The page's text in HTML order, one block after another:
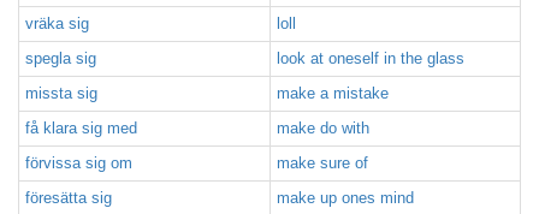
vräka sig
loll
spegla sig
look at oneself in the glass
missta sig
make a mistake
få klara sig med
make do with
förvissa sig om
make sure of
föresätta sig
make up ones mind